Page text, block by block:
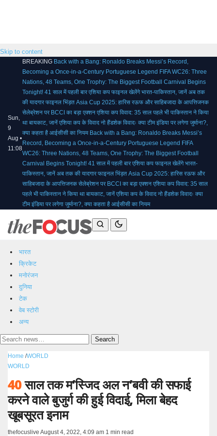
Skip to content
Sun,
9
Aug •
11:08
BREAKING Back with a Bang: Ronaldo Breaks Messi’s Record,
Becoming a Once-in-a-Century Portuguese Legend FIFA WC26: Three
Nations, 48 Teams, One Trophy: The Biggest Football Carnival Begins
Tonight! 41 साल में पहली बार एशिया कप फाइनल खेलेंगे भारत-पाकिस्तान, जानें अब तक
की यादगार फाइनल भिंड़त Asia Cup 2025: हारिस रऊफ और साहिबजादा के आपत्तिजनक
सेलेब्रेशन पर BCCI का बड़ा एक्शन एशिया कप विवाद: 35 साल पहले भी पाकिस्तान ने किया
था बायकाट, जानें एशिया कप के विवाद नो हैंडशेक विवादः क्या टीम इंडिया पर लगेगा जुर्माना?,
क्या कहता है आईसीसी का नियम Back with a Bang: Ronaldo Breaks Messi’s
Record, Becoming a Once-in-a-Century Portuguese Legend FIFA
WC26: Three Nations, 48 Teams, One Trophy: The Biggest Football
Carnival Begins Tonight! 41 साल में पहली बार एशिया कप फाइनल खेलेंगे भारत-
पाकिस्तान, जानें अब तक की यादगार फाइनल भिंड़त Asia Cup 2025: हारिस रऊफ और
साहिबजादा के आपत्तिजनक सेलेब्रेशन पर BCCI का बड़ा एक्शन एशिया कप विवाद: 35 साल
पहले भी पाकिस्तान ने किया था बायकाट, जानें एशिया कप के विवाद नो हैंडशेक विवादः क्या
टीम इंडिया पर लगेगा जुर्माना?, क्या कहता है आईसीसी का नियम
भारत
क्रिकेट
मनोरंजन
दुनिया
टेक
वेब स्टोरी
अन्य
Search
Home /WORLD
WORLD
40साल तक म’स्जिद अल न’बवी की सफाई
करने वाले बुजुर्ग की हुई विदाई, मिला बेहद
खूबसूरत इनाम
thefocuslive August 4, 2022, 4:09 am 1 min read